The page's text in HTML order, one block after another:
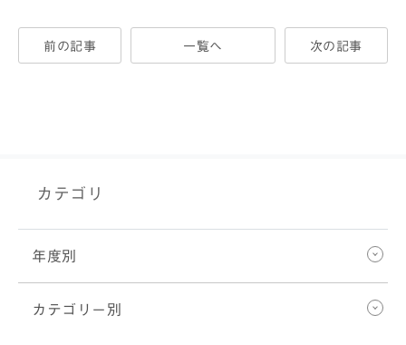
前の記事 一覧へ 次の記事
カテゴリ
年度別
カテゴリー別